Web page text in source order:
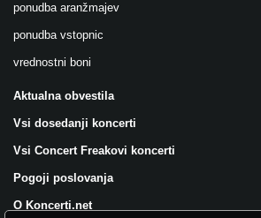
ponudba aranžmajev
ponudba vstopnic
vrednostni boni
Aktualna obvestila
Vsi dosedanji koncerti
Vsi Concert Freakovi koncerti
Pogoji poslovanja
O Koncerti.net